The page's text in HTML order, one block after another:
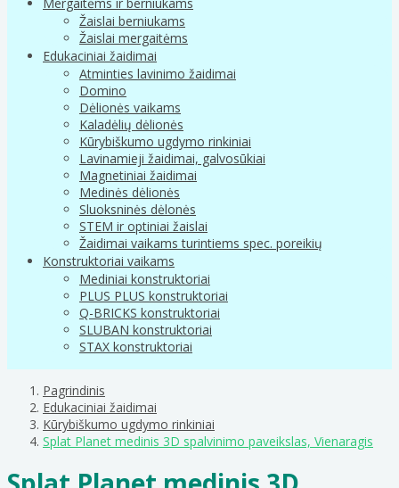
Žaislai berniukams
Žaislai mergaitėms
Edukaciniai žaidimai
Atminties lavinimo žaidimai
Domino
Dėlionės vaikams
Kaladėlių dėlionės
Kūrybiškumo ugdymo rinkiniai
Lavinamieji žaidimai, galvosūkiai
Magnetiniai žaidimai
Medinės dėlionės
Sluoksninės dėlonės
STEM ir optiniai žaislai
Žaidimai vaikams turintiems spec. poreikių
Konstruktoriai vaikams
Mediniai konstruktoriai
PLUS PLUS konstruktoriai
Q-BRICKS konstruktoriai
SLUBAN konstruktoriai
STAX konstruktoriai
Pagrindinis
Edukaciniai žaidimai
Kūrybiškumo ugdymo rinkiniai
Splat Planet medinis 3D spalvinimo paveikslas, Vienaragis